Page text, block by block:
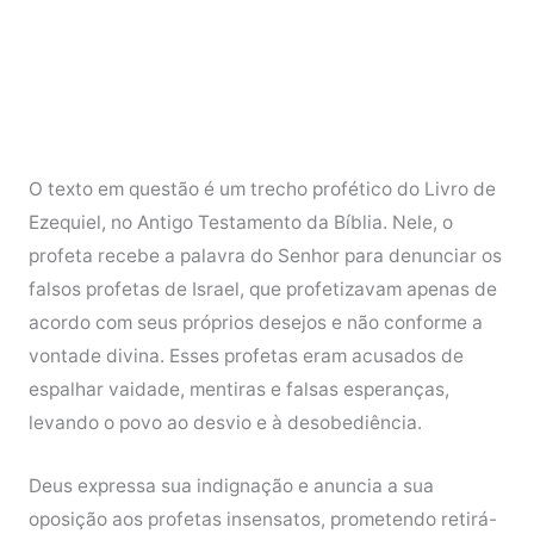
O texto em questão é um trecho profético do Livro de
Ezequiel, no Antigo Testamento da Bíblia. Nele, o
profeta recebe a palavra do Senhor para denunciar os
falsos profetas de Israel, que profetizavam apenas de
acordo com seus próprios desejos e não conforme a
vontade divina. Esses profetas eram acusados de
espalhar vaidade, mentiras e falsas esperanças,
levando o povo ao desvio e à desobediência.
Deus expressa sua indignação e anuncia a sua
oposição aos profetas insensatos, prometendo retirá-